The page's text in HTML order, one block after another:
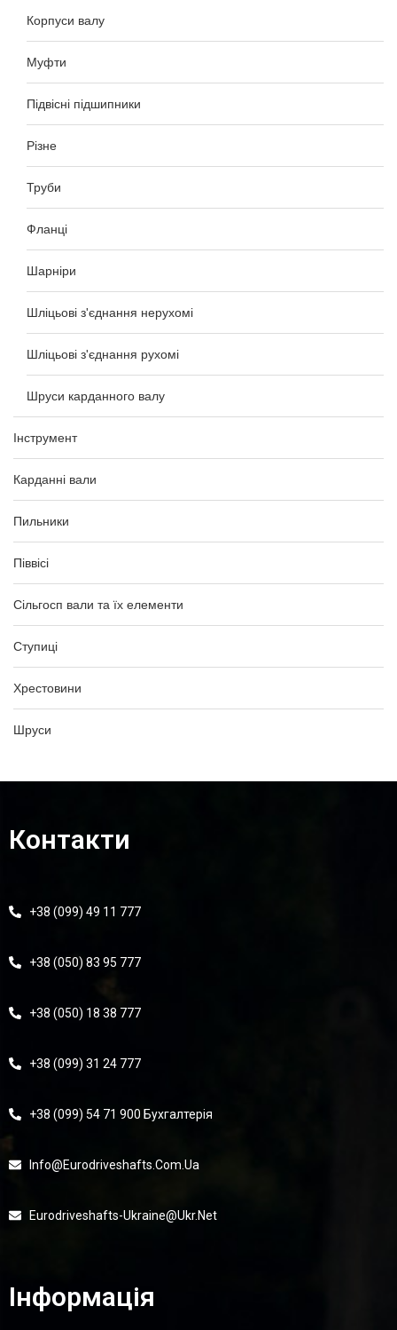
Корпуси валу
Муфти
Підвісні підшипники
Різне
Труби
Фланці
Шарніри
Шліцьові з'єднання нерухомі
Шліцьові з'єднання рухомі
Шруси карданного валу
Інструмент
Карданні вали
Пильники
Піввісі
Сільгосп вали та їх елементи
Ступиці
Хрестовини
Шруси
Контакти
+38 (099) 49 11 777
+38 (050) 83 95 777
+38 (050) 18 38 777
+38 (099) 31 24 777
+38 (099) 54 71 900 Бухгалтерія
Info@eurodriveshafts.com.ua
Eurodriveshafts-Ukraine@ukr.net
Інформація